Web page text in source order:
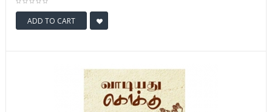
ADD TO CART